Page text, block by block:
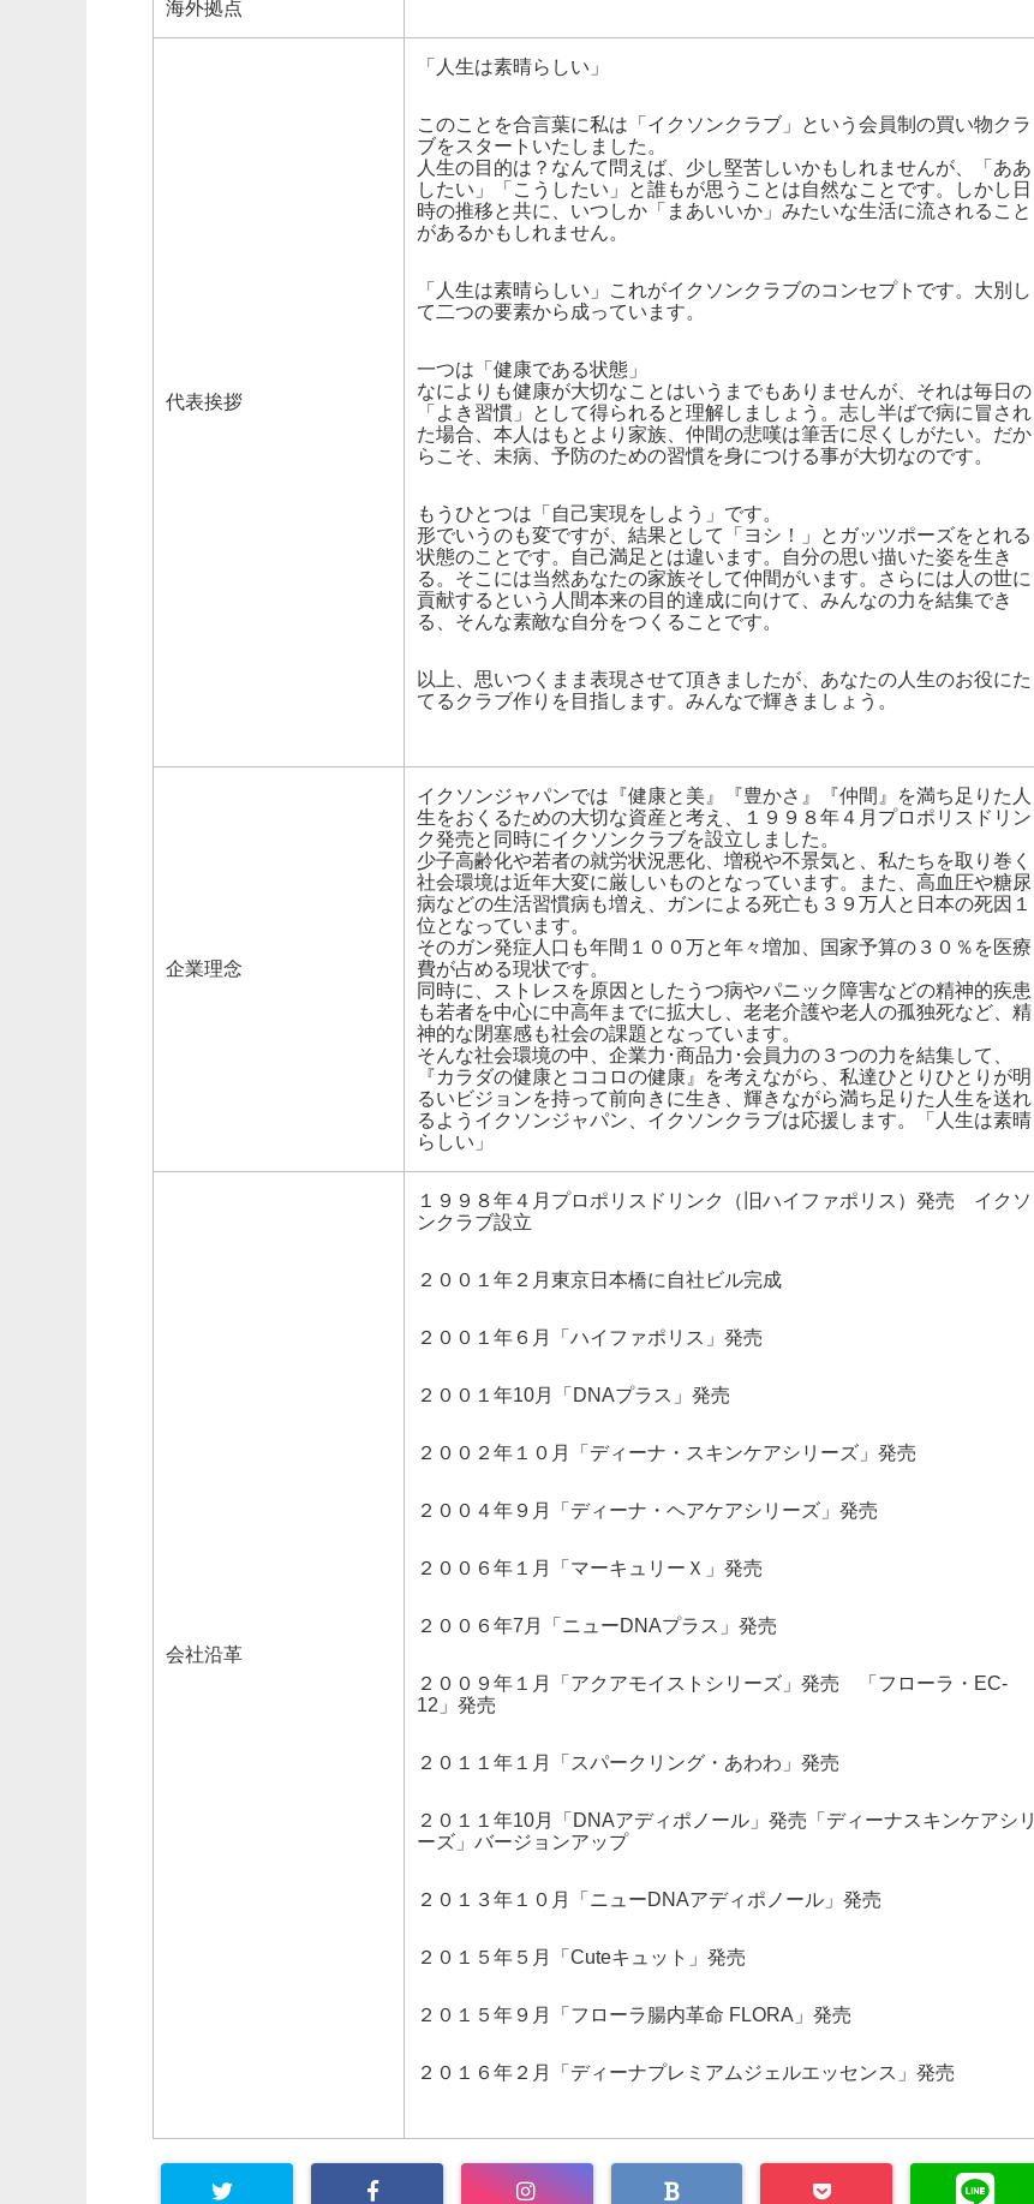
海外拠点
代表挨拶
「人生は素晴らしい」
このことを合言葉に私は「イクソンクラブ」という会員制の買い物クラ
ブをスタートいたしました。
人生の目的は？なんて問えば、少し堅苦しいかもしれませんが、「ああ
したい」「こうしたい」と誰もが思うことは自然なことです。しかし日
時の推移と共に、いつしか「まあいいか」みたいな生活に流されること
があるかもしれません。
「人生は素晴らしい」これがイクソンクラブのコンセプトです。大別し
て二つの要素から成っています。
一つは「健康である状態」
なによりも健康が大切なことはいうまでもありませんが、それは毎日の
「よき習慣」として得られると理解しましょう。志し半ばで病に冒され
た場合、本人はもとより家族、仲間の悲嘆は筆舌に尽くしがたい。だか
らこそ、未病、予防のための習慣を身につける事が大切なのです。
もうひとつは「自己実現をしよう」です。
形でいうのも変ですが、結果として「ヨシ！」とガッツポーズをとれる
状態のことです。自己満足とは違います。自分の思い描いた姿を生き
る。そこには当然あなたの家族そして仲間がいます。さらには人の世に
貢献するという人間本来の目的達成に向けて、みんなの力を結集でき
る、そんな素敵な自分をつくることです。
以上、思いつくまま表現させて頂きましたが、あなたの人生のお役にた
てるクラブ作りを目指します。みんなで輝きましょう。
企業理念
イクソンジャパンでは『健康と美』『豊かさ』『仲間』を満ち足りた人
生をおくるための大切な資産と考え、１９９８年４月プロポリスドリン
ク発売と同時にイクソンクラブを設立しました。
少子高齢化や若者の就労状況悪化、増税や不景気と、私たちを取り巻く
社会環境は近年大変に厳しいものとなっています。また、高血圧や糖尿
病などの生活習慣病も増え、ガンによる死亡も３９万人と日本の死因１
位となっています。
そのガン発症人口も年間１００万と年々増加、国家予算の３０％を医療
費が占める現状です。
同時に、ストレスを原因としたうつ病やパニック障害などの精神的疾患
も若者を中心に中高年までに拡大し、老老介護や老人の孤独死など、精
神的な閉塞感も社会の課題となっています。
そんな社会環境の中、企業力･商品力･会員力の３つの力を結集して、
『カラダの健康とココロの健康』を考えながら、私達ひとりひとりが明
るいビジョンを持って前向きに生き、輝きながら満ち足りた人生を送れ
るようイクソンジャパン、イクソンクラブは応援します。「人生は素晴
らしい」
会社沿革
１９９８年４月プロポリスドリンク（旧ハイファポリス）発売 イクソ
ンクラブ設立
２００１年２月東京日本橋に自社ビル完成
２００１年６月「ハイファポリス」発売
２００１年10月「DNAプラス」発売
２００２年１０月「ディーナ・スキンケアシリーズ」発売
２００４年９月「ディーナ・ヘアケアシリーズ」発売
２００６年１月「マーキュリーＸ」発売
２００６年7月「ニューDNAプラス」発売
２００９年１月「アクアモイストシリーズ」発売 「フローラ・EC-
12」発売
２０１１年１月「スパークリング・あわわ」発売
２０１１年10月「DNAアディポノール」発売「ディーナスキンケアシリ
ーズ」バージョンアップ
２０１３年１０月「ニューDNAアディポノール」発売
２０１５年５月「Cuteキュット」発売
２０１５年９月「フローラ腸内革命 FLORA」発売
２０１６年２月「ディーナプレミアムジェルエッセンス」発売